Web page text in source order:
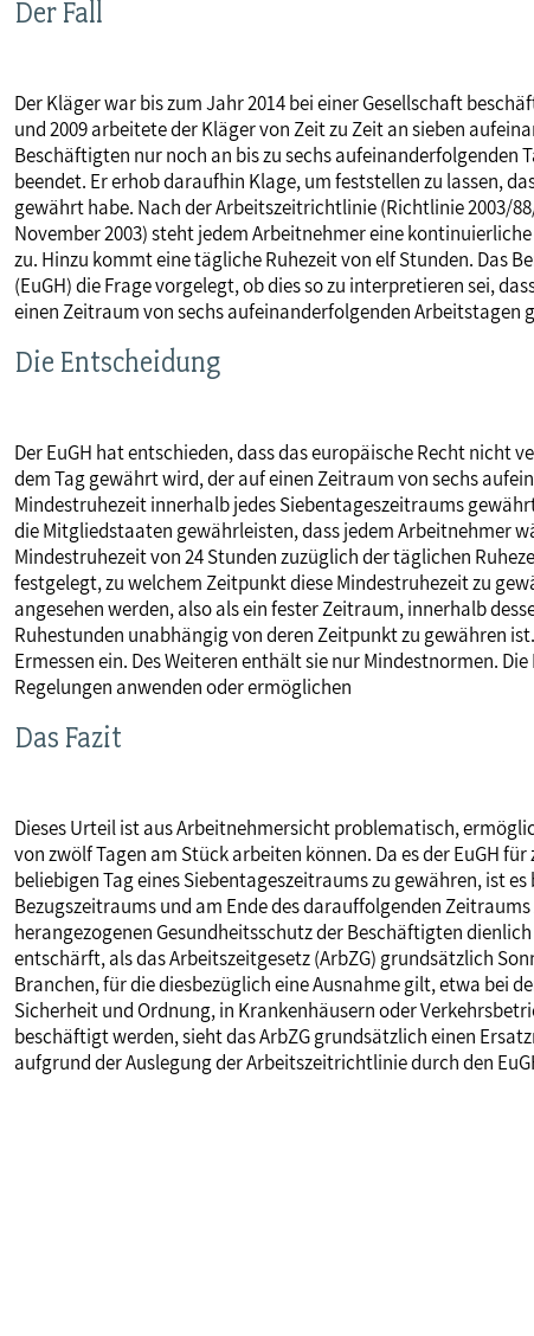
MITGLIEDSCHAFT & SERVICE
Der Fall
Der Kläger war bis zum Jahr 2014 bei einer Gesellschaft
und 2009 arbeitete der Kläger von Zeit zu Zeit an sieben
Beschäftigten nur noch an bis zu sechs aufeinanderfolgenden
beendet. Er erhob daraufhin Klage, um feststellen zu lassen,
gewährt habe. Nach der Arbeitszeitrichtlinie (Richtlinie 2003/
November 2003) steht jedem Arbeitnehmer eine
zu. Hinzu kommt eine tägliche Ruhezeit von elf Stunden. Das
(EuGH) die Frage vorgelegt, ob dies so zu interpretieren sei,
einen Zeitraum von sechs aufeinanderfolgenden Arbeitstagen
Die Entscheidung
Der EuGH hat entschieden, dass das europäische Recht nicht
dem Tag gewährt wird, der auf einen Zeitraum von sechs
Mindestruhezeit innerhalb jedes Siebentageszeitraums
die Mitgliedstaaten gewährleisten, dass jedem Arbeitnehmer
Mindestruhezeit von 24 Stunden zuzüglich der täglichen
festgelegt, zu welchem Zeitpunkt diese Mindestruhezeit zu
angesehen werden, also als ein fester Zeitraum, innerhalb
Ruhestunden unabhängig von deren Zeitpunkt zu gewähren
Ermessen ein. Des Weiteren enthält sie nur Mindestnormen.
Regelungen anwenden oder ermöglichen
Das Fazit
Dieses Urteil ist aus Arbeitnehmersicht problematisch,
von zwölf Tagen am Stück arbeiten können. Da es der EuGH
beliebigen Tag eines Siebentageszeitraums zu gewähren, ist
Bezugszeitraums und am Ende des darauffolgenden
herangezogenen Gesundheitsschutz der Beschäftigten
entschärft, als das Arbeitszeitgesetz (ArbZG) grundsätzlich
Branchen, für die diesbezüglich eine Ausnahme gilt, etwa bei
Sicherheit und Ordnung, in Krankenhäusern oder
beschäftigt werden, sieht das ArbZG grundsätzlich einen
aufgrund der Auslegung der Arbeitszeitrichtlinie durch den